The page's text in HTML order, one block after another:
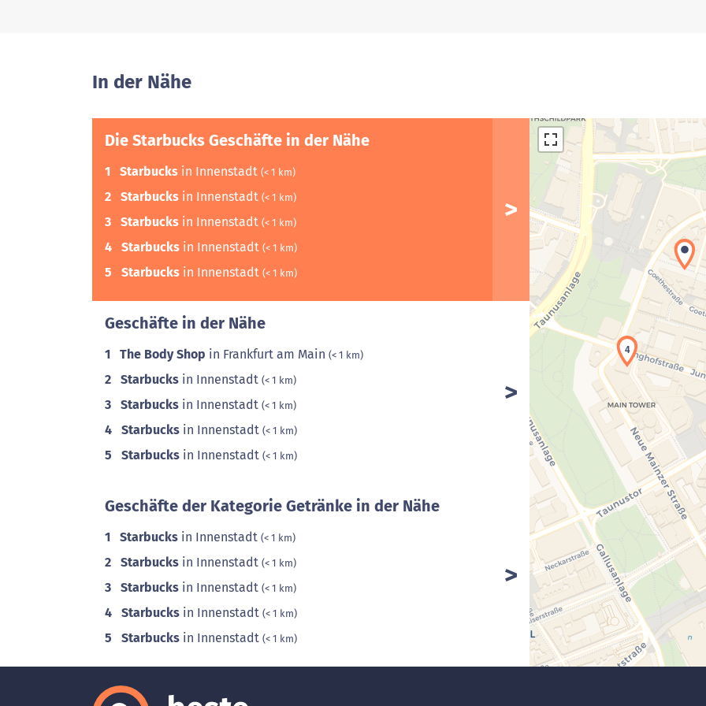
In der Nähe
Die Starbucks Geschäfte in der Nähe
1 Starbucks in Innenstadt (< 1 km)
2 Starbucks in Innenstadt (< 1 km)
3 Starbucks in Innenstadt (< 1 km)
4 Starbucks in Innenstadt (< 1 km)
5 Starbucks in Innenstadt (< 1 km)
Geschäfte in der Nähe
1 The Body Shop in Frankfurt am Main (< 1 km)
2 Starbucks in Innenstadt (< 1 km)
3 Starbucks in Innenstadt (< 1 km)
4 Starbucks in Innenstadt (< 1 km)
5 Starbucks in Innenstadt (< 1 km)
Geschäfte der Kategorie Getränke in der Nähe
1 Starbucks in Innenstadt (< 1 km)
2 Starbucks in Innenstadt (< 1 km)
3 Starbucks in Innenstadt (< 1 km)
4 Starbucks in Innenstadt (< 1 km)
5 Starbucks in Innenstadt (< 1 km)
4